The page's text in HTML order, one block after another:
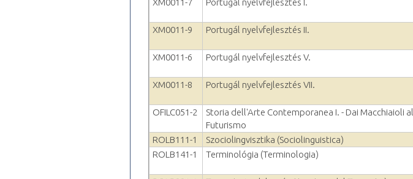
XM0011-9
Portugál nyelvfejlesztés II.
XM0011-6
Portugál nyelvfejlesztés V.
XM0011-8
Portugál nyelvfejlesztés VII.
OFILC051-2
Storia dell'Arte Contemporanea I. - Dai Macchiaioli al
Futurismo
ROLB111-1 Szociolingvisztika (Sociolinguistica)
ROLB141-1
Terminológia (Terminologia)